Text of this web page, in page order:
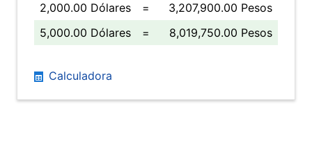
2,000.00 Dólares
=
3,207,900.00 Pesos
5,000.00 Dólares
= 8,019,750.00 Pesos
Calculadora